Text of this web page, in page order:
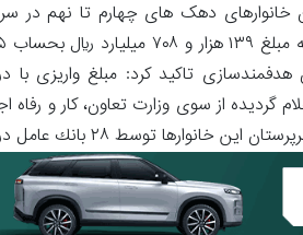
تاکید کرد: مبلغ واریزی
عامل در سراسر کشور واریز می شود.